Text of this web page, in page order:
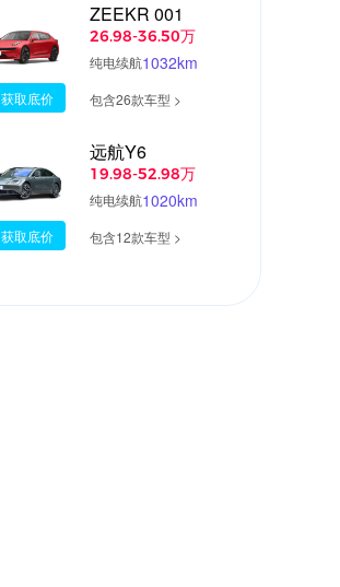
毛孩子的专属座驾：给宠物家长的选车
南
获取底价
ZEEKR 001
26.98-36.50万
纯电续航1032km
包含26款车型 >
获取底价
远航Y6
19.98-52.98万
纯电续航1020km
包含12款车型 >